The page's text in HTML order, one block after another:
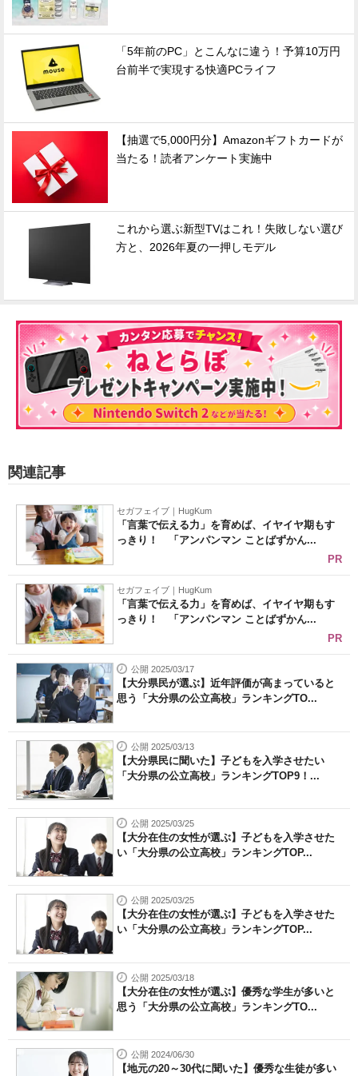
「5年前のPC」とこんなに違う！予算10万円
台前半で実現する快適PCライフ
【抽選で5,000円分】Amazonギフトカードが
当たる！読者アンケート実施中
これから選ぶ新型TVはこれ！失敗しない選び
方と、2026年夏の一押しモデル
関連記事
セガフェイブ｜HugKum
「言葉で伝える力」を育めば、イヤイヤ期もす
っきり！ 「アンパンマン ことばずかん...
PR
セガフェイブ｜HugKum
「言葉で伝える力」を育めば、イヤイヤ期もす
っきり！ 「アンパンマン ことばずかん...
PR
公開 2025/03/17
【大分県民が選ぶ】近年評価が高まっていると
思う「大分県の公立高校」ランキングTO...
公開 2025/03/13
【大分県民に聞いた】子どもを入学させたい
「大分県の公立高校」ランキングTOP9！...
公開 2025/03/25
【大分在住の女性が選ぶ】子どもを入学させた
い「大分県の公立高校」ランキングTOP...
公開 2025/03/25
【大分在住の女性が選ぶ】子どもを入学させた
い「大分県の公立高校」ランキングTOP...
公開 2025/03/18
【大分在住の女性が選ぶ】優秀な学生が多いと
思う「大分県の公立高校」ランキングTO...
公開 2024/06/30
【地元の20～30代に聞いた】優秀な生徒が多い